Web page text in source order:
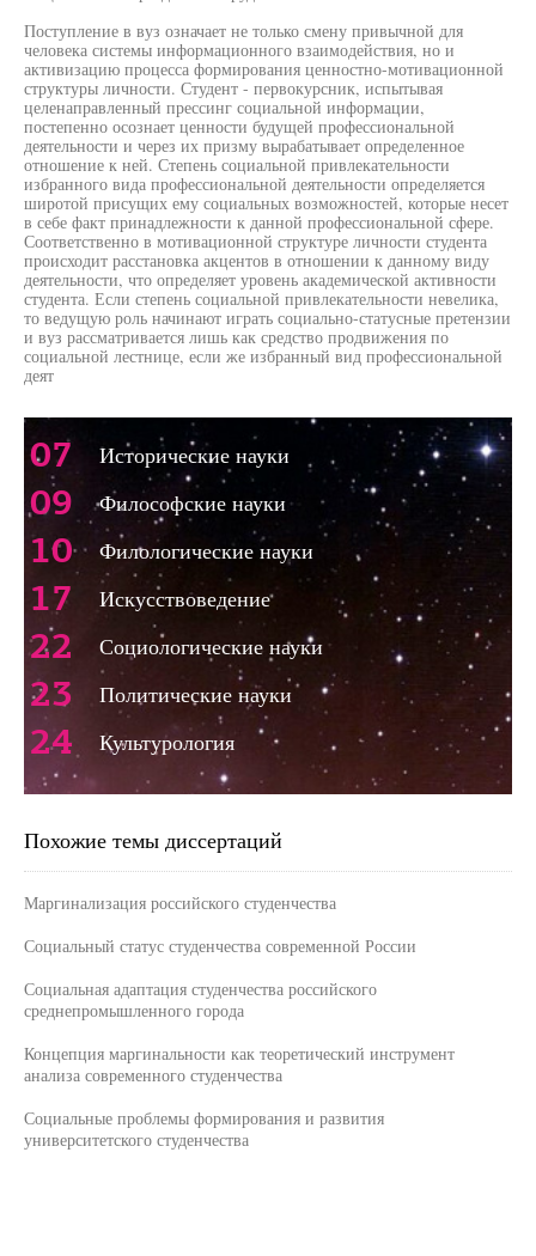
Поступление в вуз означает не только смену привычной для
человека системы информационного взаимодействия, но и
активизацию процесса формирования ценностно-мотивационной
структуры личности. Студент - первокурсник, испытывая
целенаправленный прессинг социальной информации,
постепенно осознает ценности будущей профессиональной
деятельности и через их призму вырабатывает определенное
отношение к ней. Степень социальной привлекательности
избранного вида профессиональной деятельности определяется
широтой присущих ему социальных возможностей, которые несет
в себе факт принадлежности к данной профессиональной сфере.
Соответственно в мотивационной структуре личности студента
происходит расстановка акцентов в отношении к данному виду
деятельности, что определяет уровень академической активности
студента. Если степень социальной привлекательности невелика,
то ведущую роль начинают играть социально-статусные претензии
и вуз рассматривается лишь как средство продвижения по
социальной лестнице, если же избранный вид профессиональной
деят
07 Исторические науки
09 Философские науки
10 Филологические науки
17 Искусствоведение
22 Социологические науки
23 Политические науки
24 Культурология
Похожие темы диссертаций
Маргинализация российского студенчества
Социальный статус студенчества современной России
Социальная адаптация студенчества российского
среднепромышленного города
Концепция маргинальности как теоретический инструмент
анализа современного студенчества
Социальные проблемы формирования и развития
университетского студенчества